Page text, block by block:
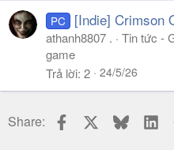
PC [Indie] Crimson
athanh8807 .
Tin tức -
game
Trả lời 2 24/5/26
Share: Facebook Bluesky